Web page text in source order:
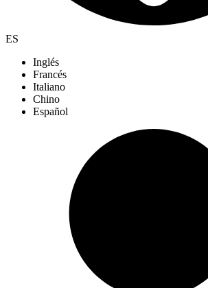
ES
Inglés
Francés
Italiano
Chino
Español